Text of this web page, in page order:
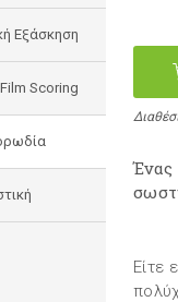
Εξάσκηση
Scoring
Ένας
Είτε